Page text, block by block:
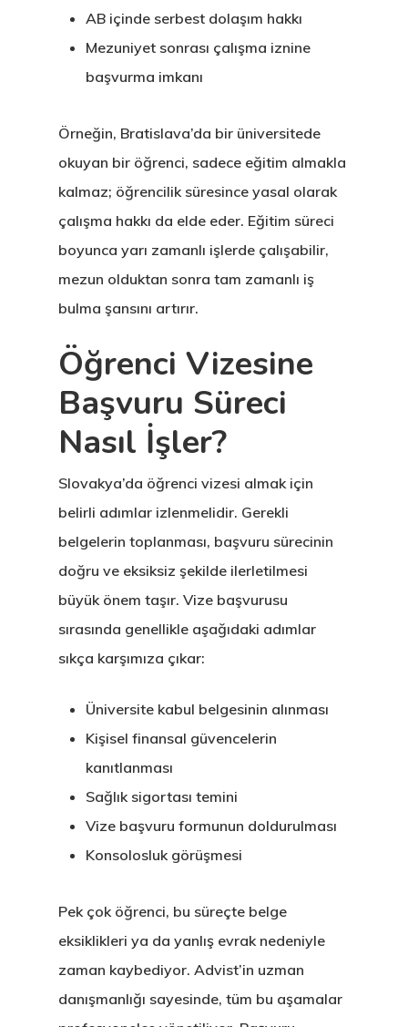
AB içinde serbest dolaşım hakkı
Mezuniyet sonrası çalışma iznine
başvurma imkanı
Örneğin, Bratislava’da bir üniversitede
okuyan bir öğrenci, sadece eğitim almakla
kalmaz; öğrencilik süresince yasal olarak
çalışma hakkı da elde eder. Eğitim süreci
boyunca yarı zamanlı işlerde çalışabilir,
mezun olduktan sonra tam zamanlı iş
bulma şansını artırır.
Öğrenci Vizesine
Başvuru Süreci
Nasıl İşler?
Slovakya’da öğrenci vizesi almak için
belirli adımlar izlenmelidir. Gerekli
belgelerin toplanması, başvuru sürecinin
doğru ve eksiksiz şekilde ilerletilmesi
büyük önem taşır. Vize başvurusu
sırasında genellikle aşağıdaki adımlar
sıkça karşımıza çıkar:
Üniversite kabul belgesinin alınması
Kişisel finansal güvencelerin
kanıtlanması
Sağlık sigortası temini
Vize başvuru formunun doldurulması
Konsolosluk görüşmesi
Pek çok öğrenci, bu süreçte belge
eksiklikleri ya da yanlış evrak nedeniyle
zaman kaybediyor. Advist’in uzman
danışmanlığı sayesinde, tüm bu aşamalar